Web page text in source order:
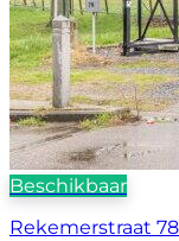
Beschikbaar
Rekemerstraat 78